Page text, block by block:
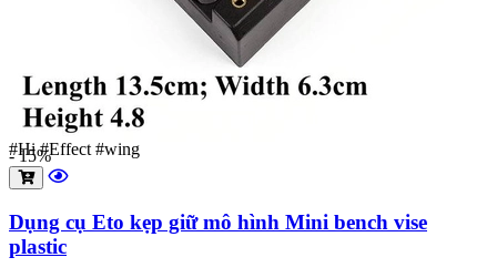
Hãng sản xuất: Effect Wing
#dochoi #mohinh #Hyper #Mega #Bazooka #launcher #RG#Nu
#Hi #Effect #wing
- 15%
Dụng cụ Eto kẹp giữ mô hình Mini bench vise
plastic